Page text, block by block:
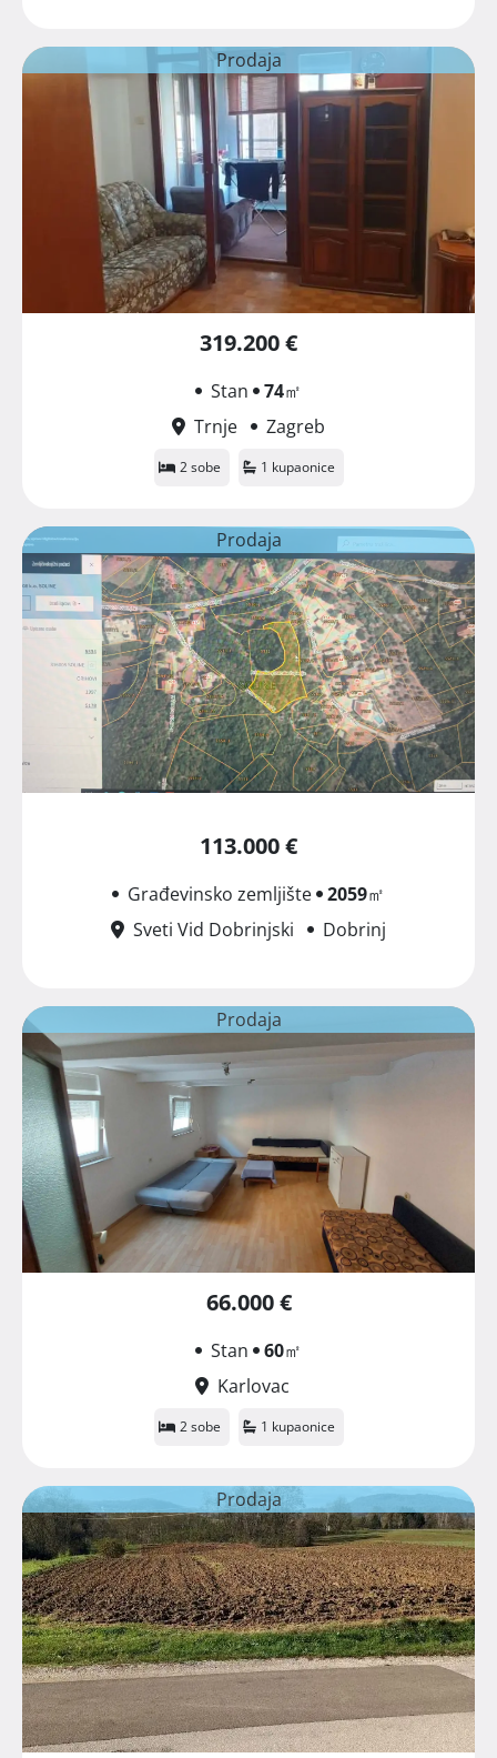
Prodaja
319.200 €
Stan 74㎡
Trnje
Zagreb
2 sobe 1 kupaonice
Prodaja
113.000 €
Građevinsko zemljište 2059㎡
Sveti Vid Dobrinjski
Dobrinj
Prodaja
66.000 €
Stan 60㎡
Karlovac
2 sobe 1 kupaonice
Prodaja